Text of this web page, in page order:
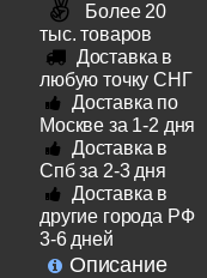
Более 20
тыс. товаров
Доставка в
любую точку СНГ
Доставка по
Москве за 1-2 дня
Доставка в
Спб за 2-3 дня
Доставка в
другие города РФ
3-6 дней
Описание